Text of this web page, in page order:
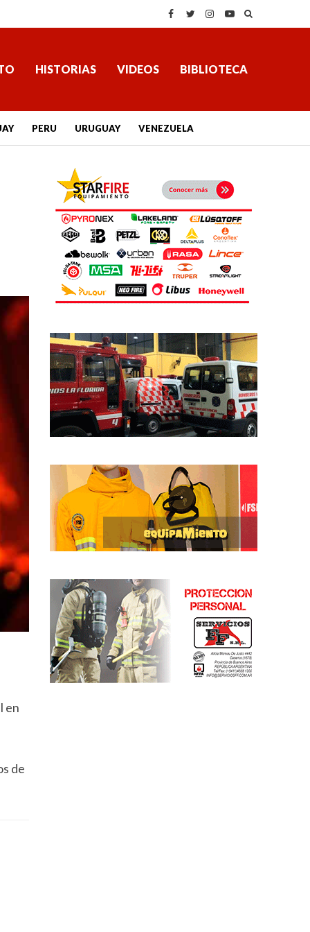
HISTORIAS VIDEOS BIBLIOTECA
PERU URUGUAY VENEZUELA
en
de